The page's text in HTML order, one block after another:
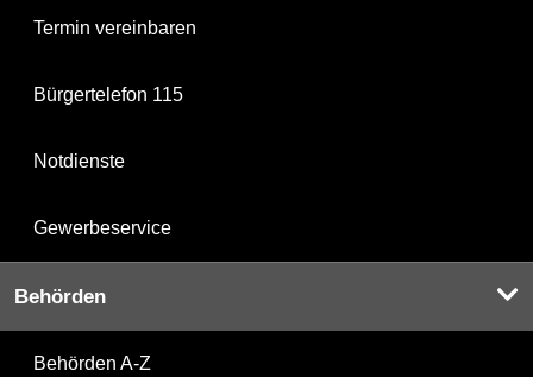
Termin vereinbaren
Bürgertelefon 115
Notdienste
Gewerbeservice
Behörden
Behörden A-Z